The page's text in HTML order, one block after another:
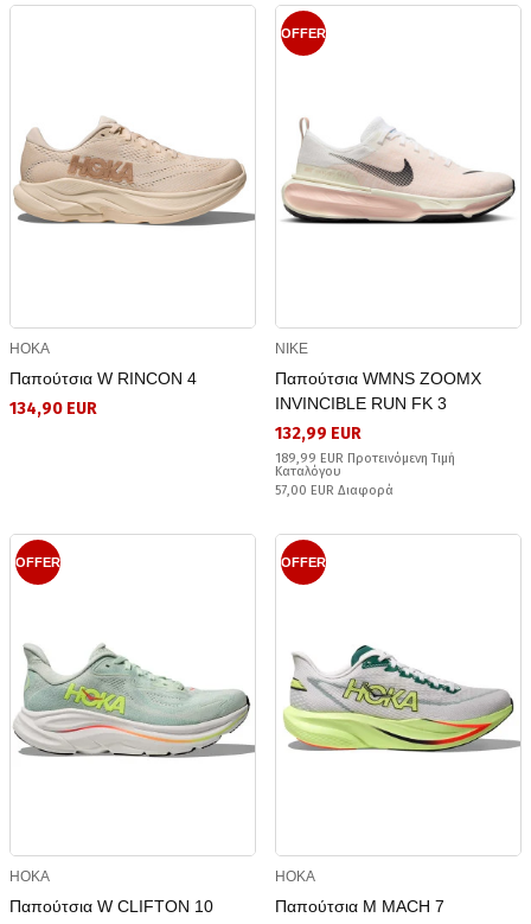
HOKA
Παπούτσια W RINCON 4
134,90 EUR
OFFER
NIKE
Παπούτσια WMNS ZOOMX
INVINCIBLE RUN FK 3
132,99 EUR
189,99 EUR Προτεινόμενη Τιμή
Καταλόγου
57,00 EUR Διαφορά
OFFER
HOKA
Παπούτσια W CLIFTON 10
OFFER
HOKA
Παπούτσια M MACH 7